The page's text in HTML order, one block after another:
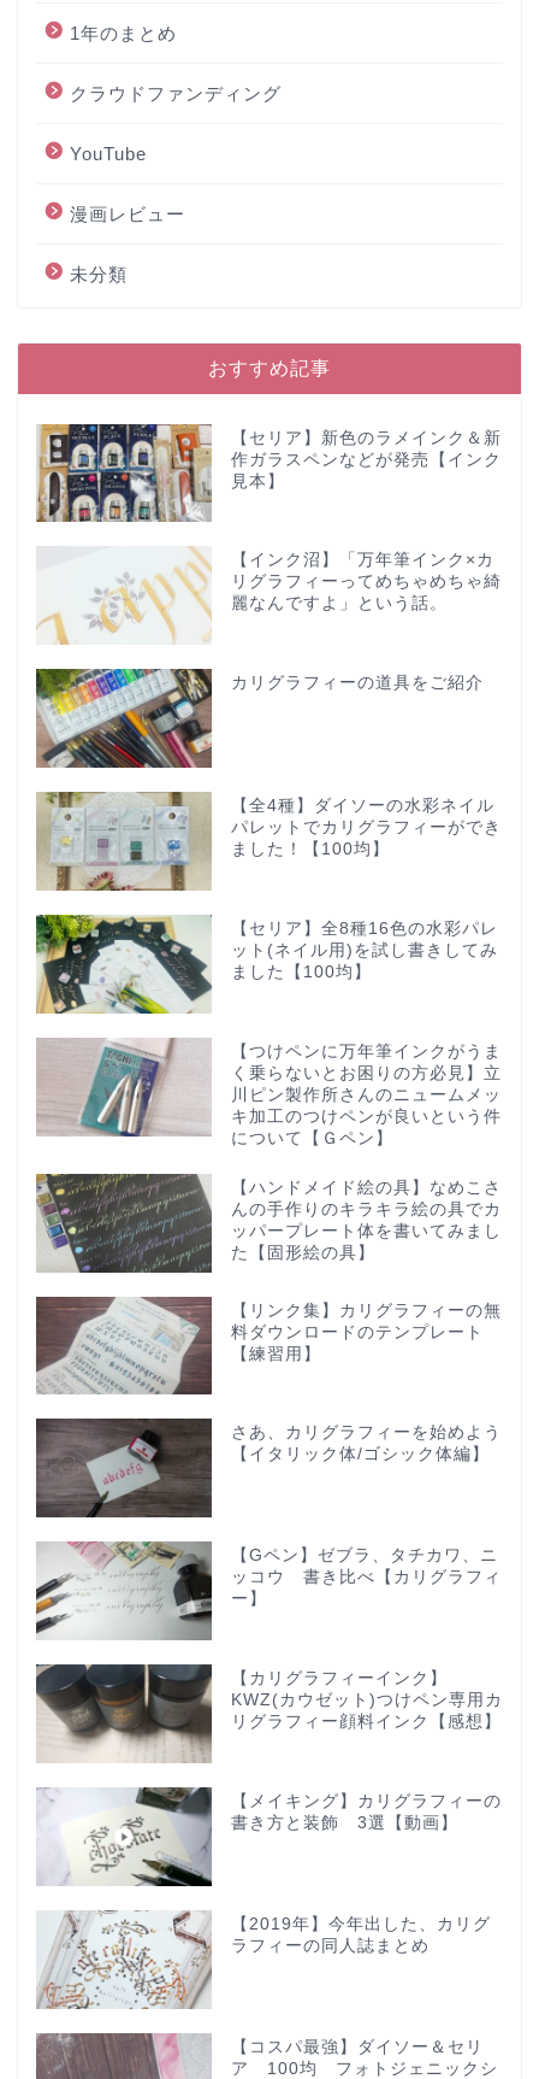
1年のまとめ
クラウドファンディング
YouTube
漫画レビュー
未分類
おすすめ記事
【セリア】新色のラメインク＆新
作ガラスペンなどが発売【インク
見本】
【インク沼】「万年筆インク×カ
リグラフィーってめちゃめちゃ綺
麗なんですよ」という話。
カリグラフィーの道具をご紹介
【全4種】ダイソーの水彩ネイル
パレットでカリグラフィーができ
ました！【100均】
【セリア】全8種16色の水彩パレ
ット(ネイル用)を試し書きしてみ
ました【100均】
【つけペンに万年筆インクがうま
く乗らないとお困りの方必見】立
川ピン製作所さんのニュームメッ
キ加工のつけペンが良いという件
について【Ｇペン】
【ハンドメイド絵の具】なめこさ
んの手作りのキラキラ絵の具でカ
ッパープレート体を書いてみまし
た【固形絵の具】
【リンク集】カリグラフィーの無
料ダウンロードのテンプレート
【練習用】
さあ、カリグラフィーを始めよう
【イタリック体/ゴシック体編】
【Gペン】ゼブラ、タチカワ、ニ
ッコウ 書き比べ【カリグラフィ
ー】
【カリグラフィーインク】
KWZ(カウゼット)つけペン専用カ
リグラフィー顔料インク【感想】
【メイキング】カリグラフィーの
書き方と装飾 3選【動画】
【2019年】今年出した、カリグ
ラフィーの同人誌まとめ
【コスパ最強】ダイソー＆セリ
ア 100均 フォトジェニックシ